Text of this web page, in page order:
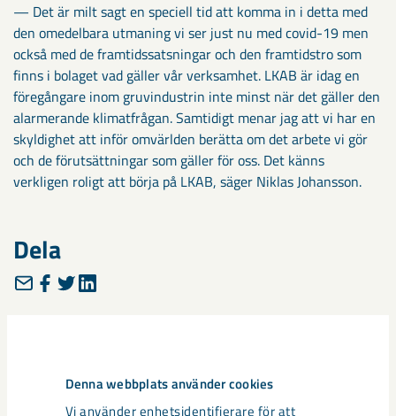
Denna webbplats använder cookies
Vi använder enhetsidentifierare för att
— Det är milt sagt en speciell tid att komma in i detta med
den omedelbara utmaning vi ser just nu med covid-19 men
också med de framtidssatsningar och den framtidstro som
finns i bolaget vad gäller vår verksamhet. LKAB är idag en
föregångare inom gruvindustrin inte minst när det gäller den
alarmerande klimatfrågan. Samtidigt menar jag att vi har en
skyldighet att inför omvärlden berätta om det arbete vi gör
och de förutsättningar som gäller för oss. Det känns
verkligen roligt att börja på LKAB, säger Niklas Johansson.
Dela
Niklas Johansson